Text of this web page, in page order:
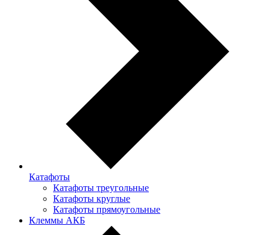
Катафоты
Катафоты треугольные
Катафоты круглые
Катафоты прямоугольные
Клеммы АКБ